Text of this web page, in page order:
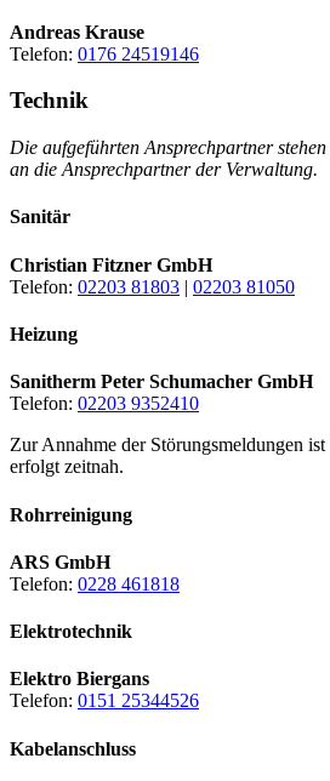
Andreas Krause
Telefon: 0176 24519146
Technik
Die aufgeführten Ansprechpartner
an die Ansprechpartner der Verwaltung.
Sanitär
Christian Fitzner GmbH
Telefon: 02203 81803 | 02203 81050
Heizung
Sanitherm Peter Schumacher GmbH
Telefon: 02203 9352410
Zur Annahme der Störungsmeldungen
erfolgt zeitnah.
Rohrreinigung
ARS GmbH
Telefon: 0228 461818
Elektrotechnik
Elektro Biergans
Telefon: 0151 25344526
Kabelanschluss